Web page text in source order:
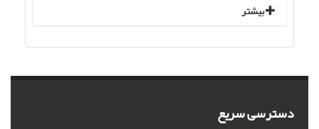
بیشتر
دسترسی سریع